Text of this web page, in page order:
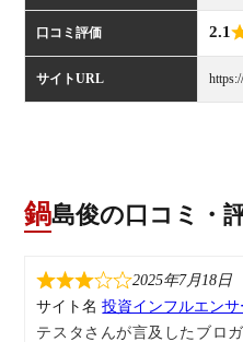
口コミ評価 2.1
サイトURL
鍋島俊の口コミ・
2025年7月18日
サイト名投資インフルエンサ
テスタさんが言及したブロ